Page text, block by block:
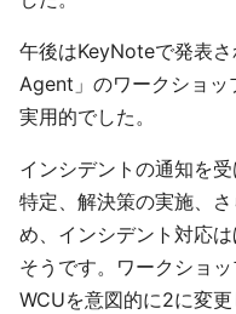
午後はKeyNoteで発表
Agent」のワークショッ
実用的でした。
インシデントの通知を
特定、解決策の実施、
め、インシデント対応
そうです。ワークショ
WCUを意図的に2に変